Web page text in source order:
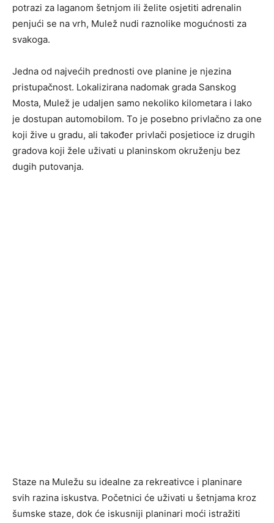
potrazi za laganom šetnjom ili želite osjetiti adrenalin
penjući se na vrh, Mulež nudi raznolike mogućnosti za
svakoga.
Jedna od najvećih prednosti ove planine je njezina
pristupačnost. Lokalizirana nadomak grada Sanskog
Mosta, Mulež je udaljen samo nekoliko kilometara i lako
je dostupan automobilom. To je posebno privlačno za one
koji žive u gradu, ali također privlači posjetioce iz drugih
gradova koji žele uživati u planinskom okruženju bez
dugih putovanja.
Staze na Muležu su idealne za rekreativce i planinare
svih razina iskustva. Početnici će uživati u šetnjama kroz
šumske staze, dok će iskusniji planinari moći istražiti